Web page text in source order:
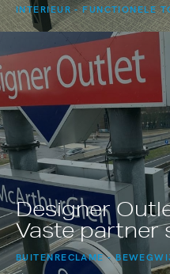
INTERIEUR FUNCTIONELE
Designer
Vaste partner
BUITENRECLAME